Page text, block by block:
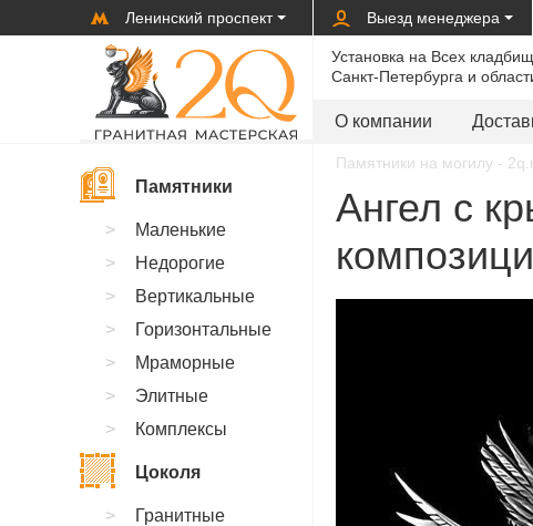
Ленинский проспект Выезд менеджера
Установка на Всех
Санкт-Петербурга и
О компании
Памятники на могилу -
Ангел с
Памятники
Маленькие
Недорогие
Вертикальные
Горизонтальные
Мраморные
Элитные
Комплексы
Цоколя
Гранитные